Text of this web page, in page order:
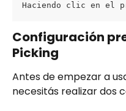
Haciendo clic en el
Configuración
Picking
Antes de empezar a
necesitás realizar dos